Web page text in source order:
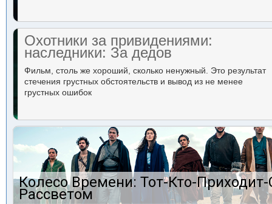
Охотники за привидениями:
наследники: За дедов
Фильм, столь же хороший, сколько ненужный. Это результат
стечения грустных обстоятельств и вывод из не менее
грустных ошибок
Колесо Времени: Тот-Кто-
Рассветом